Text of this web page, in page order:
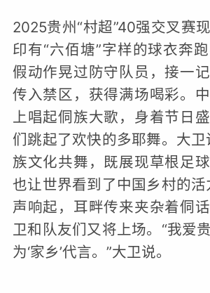
2025贵州“村超”40强交叉赛
印有“六佰塘”字样的球衣奔
假动作晃过防守队员，接一
传入禁区，获得满场喝彩。
上唱起侗族大歌，身着节日
们跳起了欢快的多耶舞。大卫
族文化共舞，既展现草根足球
也让世界看到了中国乡村的活
声响起，耳畔传来夹杂着侗
卫和队友们又将上场。“我爱
为‘家乡’代言。”大卫说。